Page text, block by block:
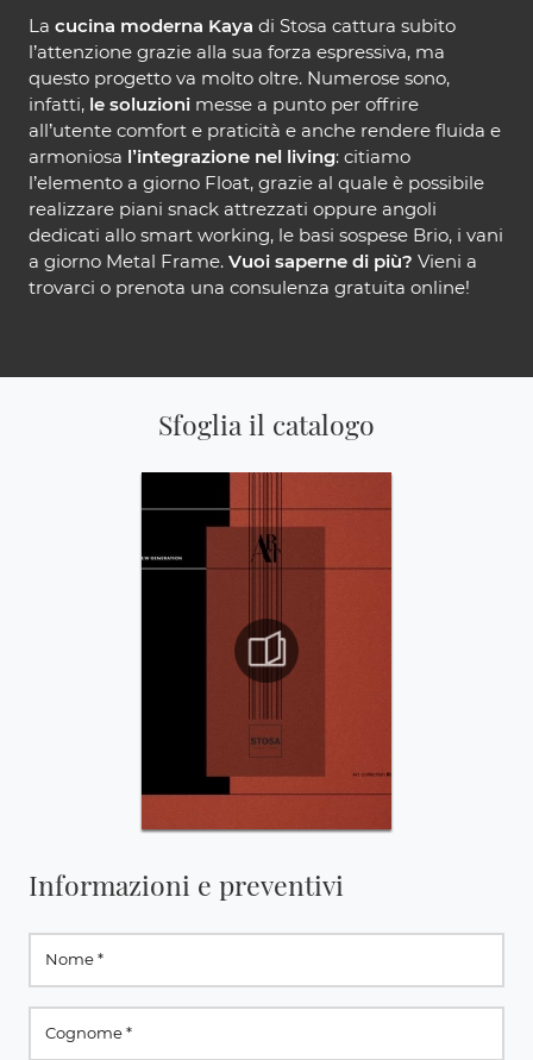
La cucina moderna Kaya di Stosa cattura subito
l’attenzione grazie alla sua forza espressiva, ma
questo progetto va molto oltre. Numerose sono,
infatti, le soluzioni messe a punto per offrire
all’utente comfort e praticità e anche rendere fluida e
armoniosa l’integrazione nel living: citiamo
l’elemento a giorno Float, grazie al quale è possibile
realizzare piani snack attrezzati oppure angoli
dedicati allo smart working, le basi sospese Brio, i vani
a giorno Metal Frame. Vuoi saperne di più? Vieni a
trovarci o prenota una consulenza gratuita online!
Sfoglia il catalogo
Informazioni e preventivi